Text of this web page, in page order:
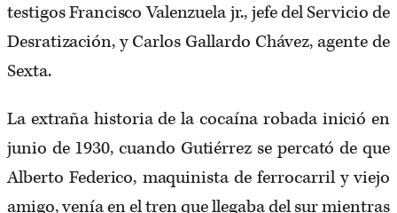
testigos Francisco Valenzuela jr., jefe del Servicio de
Desratización, y Carlos Gallardo Chávez, agente de
Sexta.
La extraña historia de la cocaína robada inició en
junio de 1930, cuando Gutiérrez se percató de que
Alberto Federico, maquinista de ferrocarril y viejo
amigo, venía en el tren que llegaba del sur mientras